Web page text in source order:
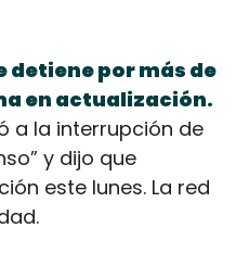
detiene por más de
a la interrupción de
y dijo que
este lunes. La red